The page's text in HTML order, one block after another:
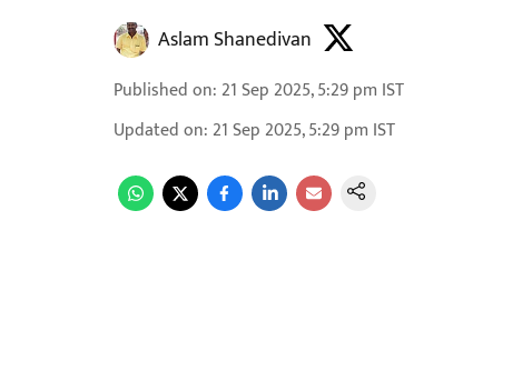
Aslam Shanedivan
Published on: 21 Sep 2025, 5:29 pm IST
Updated on: 21 Sep 2025, 5:29 pm IST